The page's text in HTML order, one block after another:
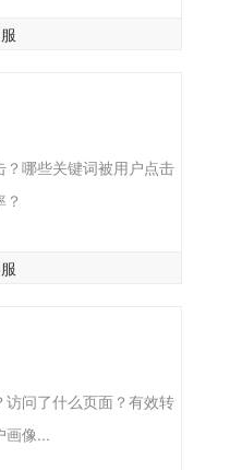
哪些关键词被用户点击
问了什么页面？有效转
画像...